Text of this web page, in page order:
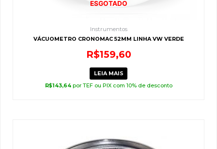
ESGOTADO
Instrumentos
VÁCUOMETRO CRONOMAC 52MM LINHA VW VERDE
R$159,60
LEIA MAIS
R$143,64 por TEF ou PIX com 10% de desconto